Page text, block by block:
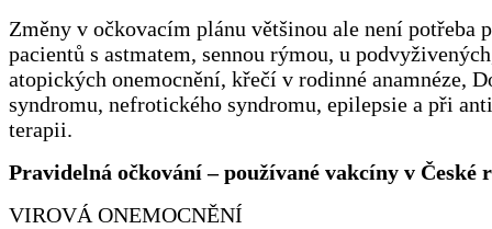
Změny v očkovacím plánu většinou ale není potřeba
pacientů s astmatem, sennou rýmou, u
atopických onemocnění, křečí v rodinné anamnéze,
syndromu, nefrotického syndromu, epilepsie a při
terapii.
Pravidelná očkování – používané vakcíny v České
VIROVÁ ONEMOCNĚNÍ